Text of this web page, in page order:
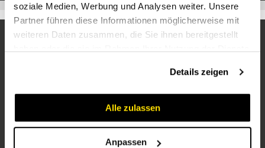
soziale Medien, Werbung und Analysen weiter. Unsere
Partner führen diese Informationen möglicherweise mit
weiteren Daten zusammen, die Sie ihnen bereitgestellt
Details zeigen
Alle zulassen
Anpassen
Unternehmen